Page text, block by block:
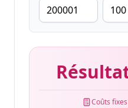
Coûts